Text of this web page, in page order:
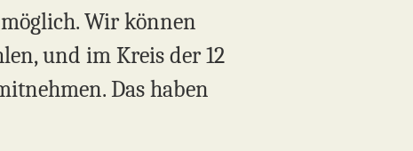
Wir können
und im Kreis der 12
Das haben